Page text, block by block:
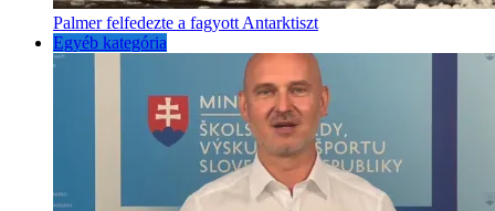
Palmer felfedezte a fagyott Antarktiszt
Egyéb kategória